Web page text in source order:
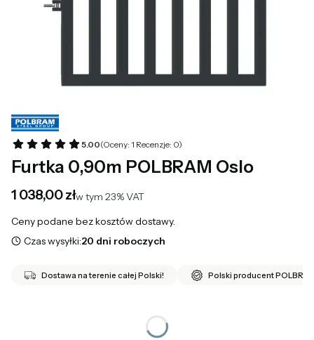
5.00(Oceny: 1 Recenzje: 0)
Furtka 0,90m POLBRAM Oslo
Cena
1 038,00 złw tym 23% VAT
w tym23%VAT
Ceny podane bez kosztów dostawy.
Czas wysyłki:20 dni roboczych
Dostawa na terenie całej Polski! Polski producent